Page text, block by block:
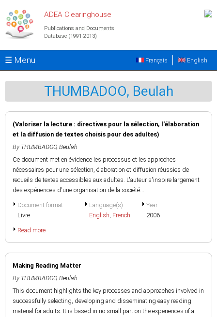
ADEA Clearinghouse
Publications and Documents
Database (1991-2013)
☰ Menu English
Français
THUMBADOO, Beulah
(Valoriser la lecture : directives pour la sélection, l'élaboration
et la diffusion de textes choisis pour des adultes)
By THUMBADOO, Beulah
Ce document met en évidence les processus et les approches
nécessaires pour une sélection, élaboration et diffusion réussies de
recueils de textes accessibles aux adultes. L'auteur s'inspire largement
des expériences d'une organisation de la société...
Document format
Livre
Language(s)
English, French
Year
2006
Read more
Making Reading Matter
By THUMBADOO, Beulah
This document highlights the key processes and approaches involved in
successfully selecting, developing and disseminating easy reading
material for adults. It is based in no small part on the experiences of a